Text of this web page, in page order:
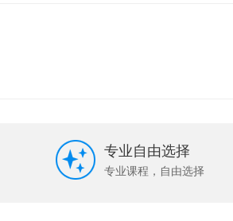
专业自由选择
专业课程，自由选择